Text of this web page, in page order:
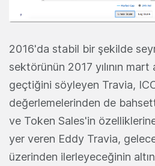
2016'da stabil bir şekilde
sektörünün 2017 yılının
geçtiğini söyleyen Travia,
değerlemelerinden de
ve Token Sales'in
yer veren Eddy Travia,
üzerinden ilerleyeceğinin